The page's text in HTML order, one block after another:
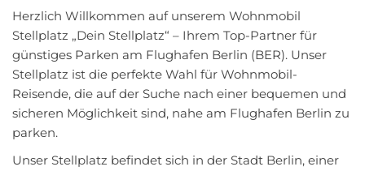
Herzlich Willkommen auf unserem Wohnmobil
Stellplatz „Dein Stellplatz“ – Ihrem Top-Partner für
günstiges Parken am Flughafen Berlin (BER). Unser
Stellplatz ist die perfekte Wahl für Wohnmobil-
Reisende, die auf der Suche nach einer bequemen und
sicheren Möglichkeit sind, nahe am Flughafen Berlin zu
parken.
Unser Stellplatz befindet sich in der Stadt Berlin, einer